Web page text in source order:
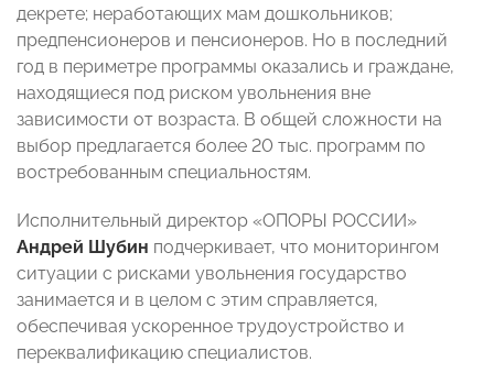
декрете; неработающих мам дошкольников;
предпенсионеров и пенсионеров. Но в последний
год в периметре программы оказались и граждане,
находящиеся под риском увольнения вне
зависимости от возраста. В общей сложности на
выбор предлагается более 20 тыс. программ по
востребованным специальностям.
Исполнительный директор «ОПОРЫ РОССИИ»
Андрей Шубин подчеркивает, что мониторингом
ситуации с рисками увольнения государство
занимается и в целом с этим справляется,
обеспечивая ускоренное трудоустройство и
переквалификацию специалистов.